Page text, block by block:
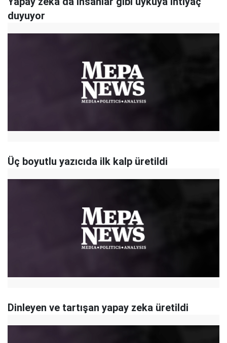
duyuyor
Üç boyutlu yazıcıda ilk kalp üretildi
Dinleyen ve tartışan yapay zeka üretildi